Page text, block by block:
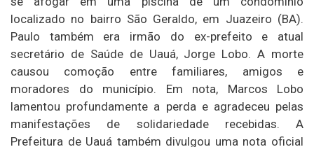
localizado no bairro São Geraldo, em Juazeiro (BA).
Paulo também era irmão do ex-prefeito e atual
secretário de Saúde de Uauá, Jorge Lobo. A morte
causou comoção entre familiares, amigos e
moradores do município. Em nota, Marcos Lobo
lamentou profundamente a perda e agradeceu pelas
manifestações de solidariedade recebidas. A
Prefeitura de Uauá também divulgou uma nota oficial